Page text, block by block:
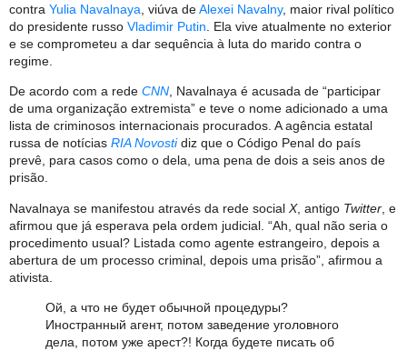
contra Yulia Navalnaya , viúva deAlexei Navalny, maior rival político
do presidente russo Vladimir Putin . Ela vive atualmente no exterior
e se comprometeu a dar sequência à luta do marido contra o
regime.
De acordo com a rede CNN, Navalnaya é acusada de “participar
de uma organização extremista” e teve o nome adicionado a uma
lista de criminosos internacionais procurados. A agência estatal
russa de notícias RIA Novostidiz que o Código Penal do país
prevê, para casos como o dela, uma pena de dois a seis anos de
prisão.
Navalnaya se manifestou através da rede social X, antigo Twitter , e
afirmou que já esperava pela ordem judicial. “Ah, qual não seria o
procedimento usual? Listada como agente estrangeiro, depois a
abertura de um processo criminal, depois uma prisão”, afirmou a
ativista.
Ой, а что не будет обычной процедуры?
Иностранный агент, потом заведение уголовного
дела, потом уже арест?! Когда будете писать об